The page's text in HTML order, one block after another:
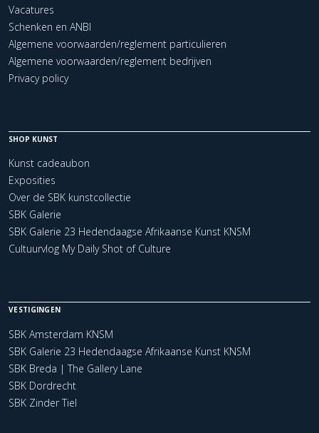
Vacatures
Schenken en ANBI
Algemene voorwaarden/reglement particulieren
Algemene voorwaarden/reglement bedrijven
Privacy policy
SHOP KUNST
Kunst cadeaubon
Exposities
Over de SBK kunstcollectie
SBK Galerie
SBK Galerie 23 Hedendaagse Afrikaanse Kunst KNSM
Cultuurvlog My Daily Shot of Culture
VESTIGINGEN
SBK Amsterdam KNSM
SBK Galerie 23 Hedendaagse Afrikaanse Kunst KNSM
SBK Breda | The Gallery Lane
SBK Dordrecht
SBK Zinder Tiel